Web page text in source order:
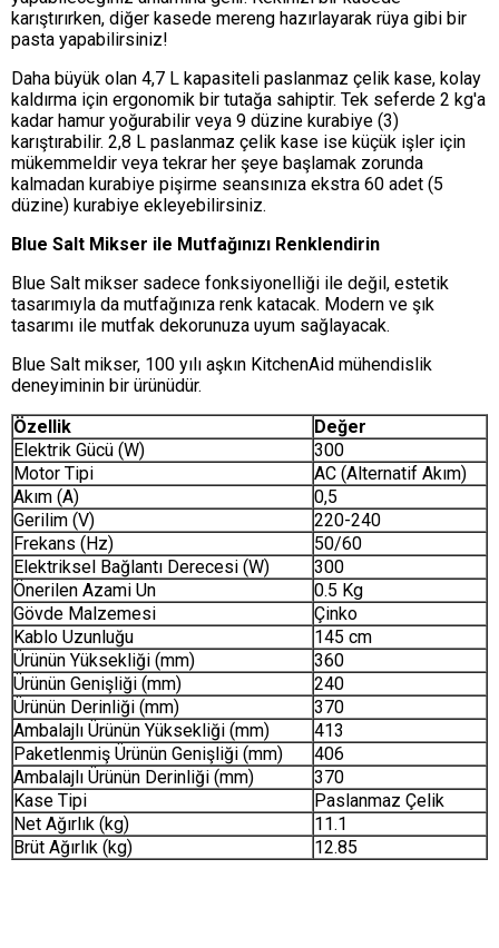
karıştırırken, diğer kasede mereng hazırlayarak rüya gibi bir
pasta yapabilirsiniz!
Daha büyük olan 4,7 L kapasiteli paslanmaz çelik kase, kolay
kaldırma için ergonomik bir tutağa sahiptir. Tek seferde 2 kg'a
kadar hamur yoğurabilir veya 9 düzine kurabiye (3)
karıştırabilir. 2,8 L paslanmaz çelik kase ise küçük işler için
mükemmeldir veya tekrar her şeye başlamak zorunda
kalmadan kurabiye pişirme seansınıza ekstra 60 adet (5
düzine) kurabiye ekleyebilirsiniz.
Blue Salt Mikser ile Mutfağınızı Renklendirin
Blue Salt mikser sadece fonksiyonelliği ile değil, estetik
tasarımıyla da mutfağınıza renk katacak. Modern ve şık
tasarımı ile mutfak dekorunuza uyum sağlayacak.
Blue Salt mikser, 100 yılı aşkın KitchenAid mühendislik
deneyiminin bir ürünüdür.
Özellik
Değer
Elektrik Gücü (W)
300
Motor Tipi
AC (Alternatif Akım)
Akım (A)
0,5
Gerilim (V)
220-240
Frekans (Hz)
50/60
Elektriksel Bağlantı Derecesi (W)
300
Önerilen Azami Un
0.5 Kg
Gövde Malzemesi
Çinko
Kablo Uzunluğu
145 cm
Ürünün Yüksekliği (mm)
360
Ürünün Genişliği (mm)
240
Ürünün Derinliği (mm)
370
Ambalajlı Ürünün Yüksekliği (mm)
413
Paketlenmiş Ürünün Genişliği (mm)
406
Ambalajlı Ürünün Derinliği (mm)
370
Kase Tipi
Paslanmaz Çelik
Net Ağırlık (kg)
11.1
Brüt Ağırlık (kg)
12.85